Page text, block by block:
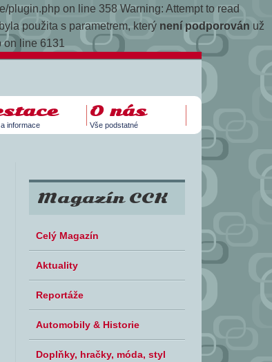
plugin.php on line 358 Warning: Attempt to read
použita s parametrem, který není podporován už
line 6131
informace
O nás
Vše podstatné
Magazín CCK
Celý Magazín
Aktuality
Reportáže
Automobily & Historie
Doplňky, hračky, móda, styl